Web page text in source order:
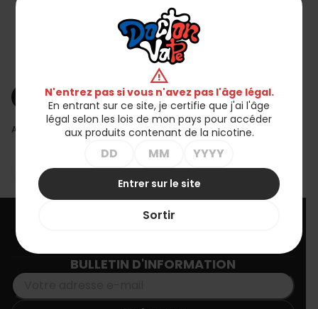
Longfill Just Juice Mint
Ajouter au panier
Affichage 1-1 de 1 article(s)
Retour en haut
Informations
BULLETIN D'INFORMATION
warning
N'entrez pas si vous n'avez pas l'âge légal.
En entrant sur ce site, je certifie que j'ai l'âge
légal selon les lois de mon pays pour accéder
aux produits contenant de la nicotine.
Entrer sur le site
Sortir